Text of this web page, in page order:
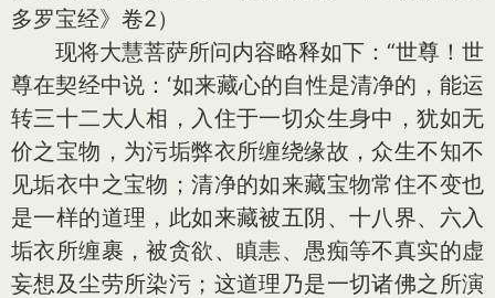
多罗宝经》卷2）
现将大慧菩萨所问内容略释如下：“世尊！世
尊在契经中说：‘如来藏心的自性是清净的，能运
转三十二大人相，入住于一切众生身中，犹如无
价之宝物，为污垢弊衣所缠绕缘故，众生不知不
见垢衣中之宝物；清净的如来藏宝物常住不变也
是一样的道理，此如来藏被五阴、十八界、六入
垢衣所缠裹，被贪欲、瞋恚、愚痴等不真实的虚
妄想及尘劳所染污；这道理乃是一切诸佛之所演